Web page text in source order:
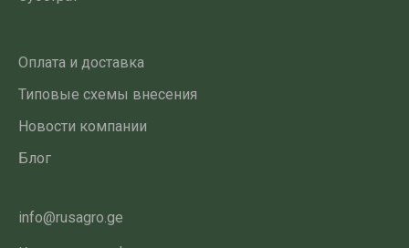
Оплата и доставка
Типовые схемы внесения
Новости компании
Блог
info@rusagro.ge